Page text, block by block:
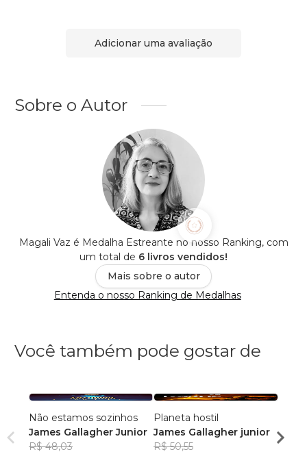
Adicionar uma avaliação
Sobre o Autor
Magali Vaz é Medalha Estreante no nosso Ranking, com
um total de 6 livros vendidos!
Mais sobre o autor
Entenda o nosso Ranking de Medalhas
Você também pode gostar de
Não estamos sozinhos
James Gallagher Junior
R$ 48,03
Planeta hostil
James Gallagher junior
R$ 50,55
R$